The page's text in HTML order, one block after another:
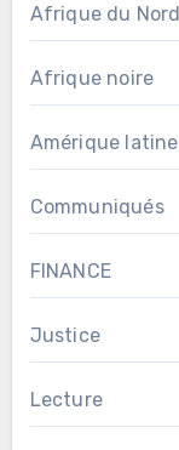
Afrique du Nord
Afrique noire
Amérique latine
Communiqués
FINANCE
Justice
Lecture